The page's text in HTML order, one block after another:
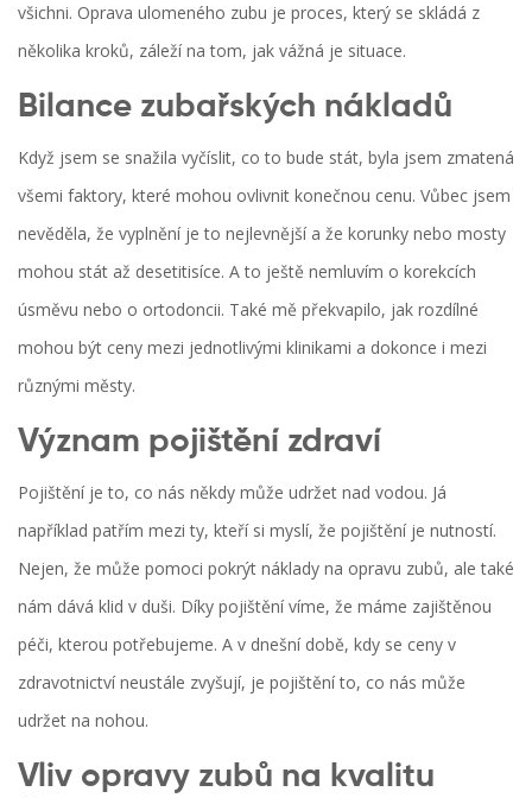
všichni. Oprava ulomeného zubu je proces, který se skládá z
několika kroků, záleží na tom, jak vážná je situace.
Bilance zubařských nákladů
Když jsem se snažila vyčíslit, co to bude stát, byla jsem zmatená
všemi faktory, které mohou ovlivnit konečnou cenu. Vůbec jsem
nevěděla, že vyplnění je to nejlevnější a že korunky nebo mosty
mohou stát až desetitisíce. A to ještě nemluvím o korekcích
úsměvu nebo o ortodoncii. Také mě překvapilo, jak rozdílné
mohou být ceny mezi jednotlivými klinikami a dokonce i mezi
různými městy.
Význam pojištění zdraví
Pojištění je to, co nás někdy může udržet nad vodou. Já
například patřím mezi ty, kteří si myslí, že pojištění je nutností.
Nejen, že může pomoci pokrýt náklady na opravu zubů, ale také
nám dává klid v duši. Díky pojištění víme, že máme zajištěnou
péči, kterou potřebujeme. A v dnešní době, kdy se ceny v
zdravotnictví neustále zvyšují, je pojištění to, co nás může
udržet na nohou.
Vliv opravy zubů na kvalitu